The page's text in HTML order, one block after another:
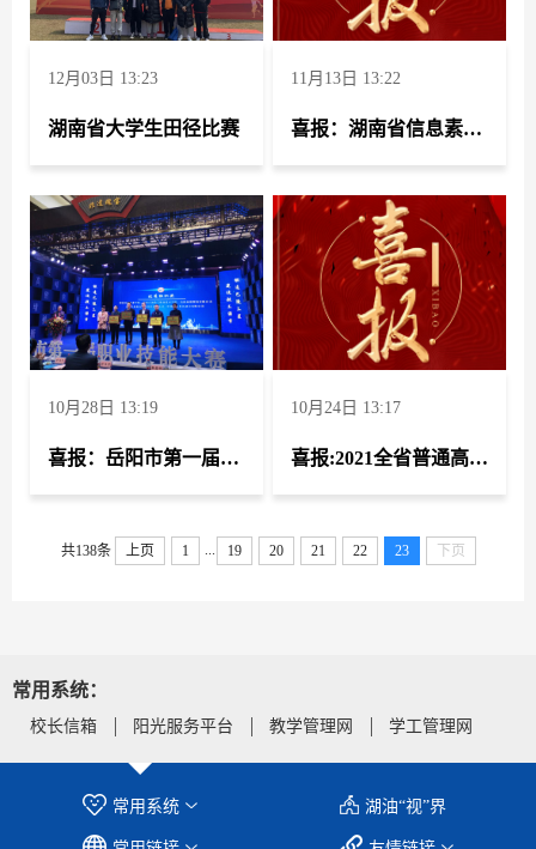
12月03日 13:23
湖南省大学生田径比赛
11月13日 13:22
喜报：湖南省信息素养大赛
10月28日 13:19
喜报：岳阳市第一届职业技能大赛
10月24日 13:17
喜报:2021全省普通高校"读懂中国"主题教育
共138条 上页 1 ... 19 20 21 22 23 下页
常用系统：
校长信箱 阳光服务平台 教学管理网 学工管理网
湖油“视”界
常用系统